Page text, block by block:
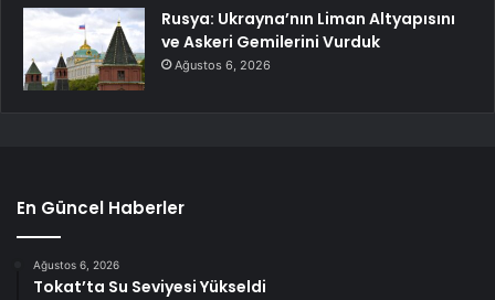
Rusya: Ukrayna’nın Liman Altyapısını
ve Askeri Gemilerini Vurduk
Ağustos 6, 2026
En Güncel Haberler
Ağustos 6, 2026
Tokat’ta Su Seviyesi Yükseldi